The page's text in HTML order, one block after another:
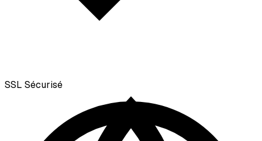
SSL Sécurisé